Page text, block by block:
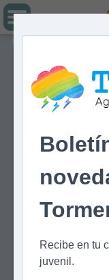
Recibe en tu
juvenil.